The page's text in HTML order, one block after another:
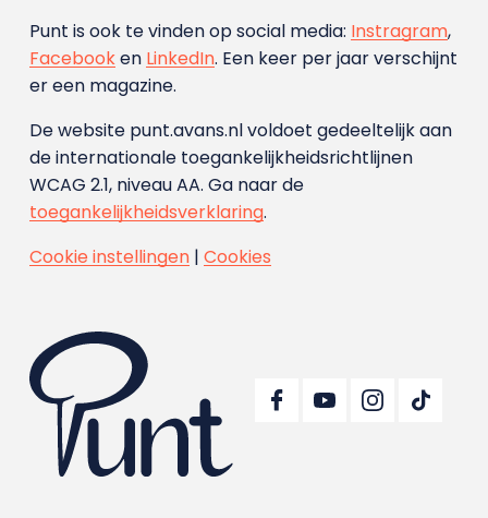
Punt is ook te vinden op social media: Instragram,
Facebooken LinkedIn. Een keer per jaar verschijnt
er een magazine.
De website punt.avans.nl voldoet gedeeltelijk aan
de internationale toegankelijkheidsrichtlijnen
WCAG 2.1, niveau AA. Ga naar de
toegankelijkheidsverklaring.
Cookie instellingen| Cookies